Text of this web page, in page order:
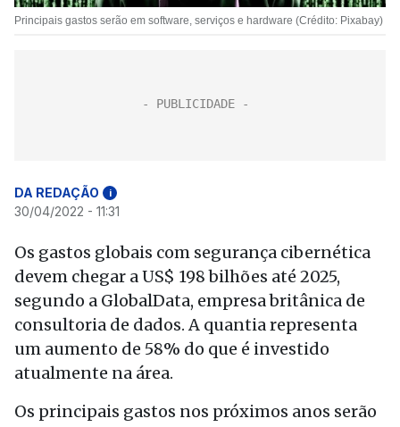
Principais gastos serão em software, serviços e hardware (Crédito: Pixabay)
DA REDAÇÃO i
30/04/2022 - 11:31
Os gastos globais com segurança cibernética
devem chegar a US$ 198 bilhões até 2025,
segundo a GlobalData, empresa britânica de
consultoria de dados. A quantia representa
um aumento de 58% do que é investido
atualmente na área.
Os principais gastos nos próximos anos serão